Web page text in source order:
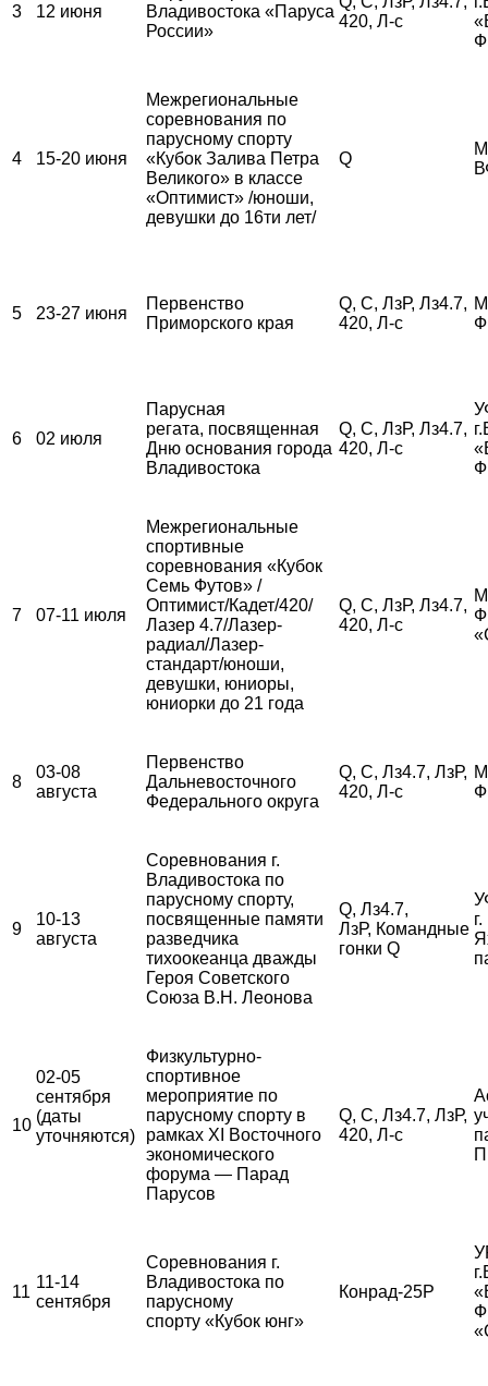
3 12 июня
Владивостока «Паруса
России»
420, Л-с
4 15-20 июня
Межрегиональные
соревнования по
парусному спорту
«Кубок Залива Петра
Великого» в классе
«Оптимист» /юноши,
девушки до 16ти лет/
Q
5 23-27 июня
Первенство
Приморского края
Q, С, ЛзР, Лз4.7,
420, Л-с
6 02 июля
Парусная
регата, посвященная
Дню основания города
Владивостока
Q, С, ЛзР, Лз4.7,
420, Л-с
7 07-11 июля
Межрегиональные
спортивные
соревнования «Кубок
Семь Футов» /
Оптимист/Кадет/420/
Лазер 4.7/Лазер-
радиал/Лазер-
стандарт/юноши,
девушки, юниоры,
юниорки до 21 года
Q, С, ЛзР, Лз4.7,
420, Л-с
8
03-08
августа
Первенство
Дальневосточного
Федерального округа
Q, С, Лз4.7, ЛзР,
420, Л-с
9
10-13
августа
Соревнования г.
Владивостока по
парусному спорту,
посвященные памяти
разведчика
тихоокеанца дважды
Героя Советского
Союза В.Н. Леонова
Q, Лз4.7,
ЛзР, Командные
гонки Q
10
02-05
сентября
(даты
уточняются)
Физкультурно-
спортивное
мероприятие по
парусному спорту в
рамках XI Восточного
экономического
форума — Парад
Парусов
Q, С, Лз4.7, ЛзР,
420, Л-с
11
11-14
сентября
Соревнования г.
Владивостока по
парусному
спорту «Кубок юнг»
Конрад-25Р